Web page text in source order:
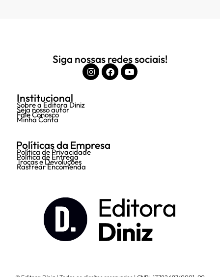
Siga nossas redes sociais!
Institucional
Sobre a Editora Diniz
Seja nosso autor
Fale Conosco
Minha Conta
Políticas da Empresa
Política de Privacidade
Política de Entrega
Trocas e Devoluções
Rastrear Encomenda